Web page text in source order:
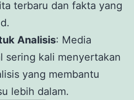
terbaru dan fakta yang
Analisis: Media
sering kali menyertakan
yang membantu
lebih dalam.